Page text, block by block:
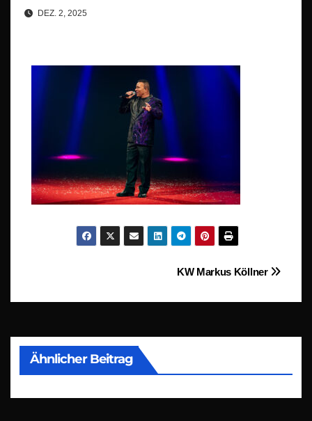
DEZ. 2, 2025
Beitragsnavigation
KW Markus Köllner
Ähnlicher Beitrag